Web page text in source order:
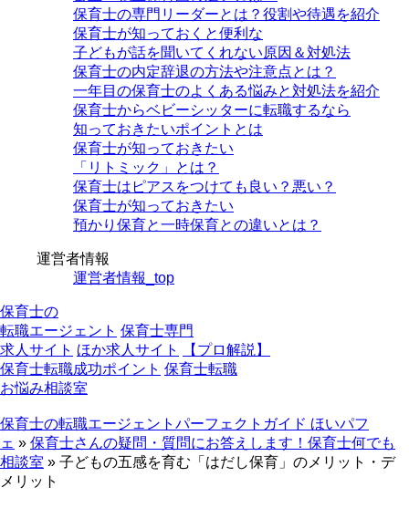
保育士の専門リーダーとは？役割や待遇を紹介
保育士が知っておくと便利な
子どもが話を聞いてくれない原因＆対処法
保育士の内定辞退の方法や注意点とは？
一年目の保育士のよくある悩みと対処法を紹介
保育士からベビーシッターに転職するなら
知っておきたいポイントとは
保育士が知っておきたい
「リトミック」とは？
保育士はピアスをつけても良い？悪い？
保育士が知っておきたい
預かり保育と一時保育との違いとは？
運営者情報
運営者情報_top
保育士の
転職エージェント 保育士専門
求人サイト ほか求人サイト
【プロ解説】
保育士転職成功ポイント 保育士転職
お悩み相談室
保育士の転職エージェントパーフェクトガイド ほいパフ
ェ » 保育士さんの疑問・質問にお答えします！保育士何でも
相談室 » 子どもの五感を育む「はだし保育」のメリット・デ
メリット